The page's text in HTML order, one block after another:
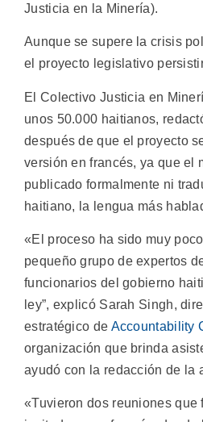
Justicia en la Minería).
Aunque se supere la crisis
el proyecto legislativo
El Colectivo Justicia en
unos 50.000 haitianos,
después de que el proyecto
versión en francés, ya que el
publicado formalmente ni
haitiano, la lengua más
«El proceso ha sido muy
pequeño grupo de expertos
funcionarios del gobierno
ley”, explicó Sarah Singh,
estratégico de Accountability
organización que brinda
ayudó con la redacción de la
«Tuvieron dos reuniones que